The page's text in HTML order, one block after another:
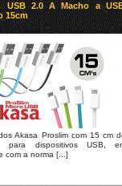
USB 2.0 A Macho a
15cm
Akasa Proslim com 15 cm
para dispositivos USB,
com a norma [...]